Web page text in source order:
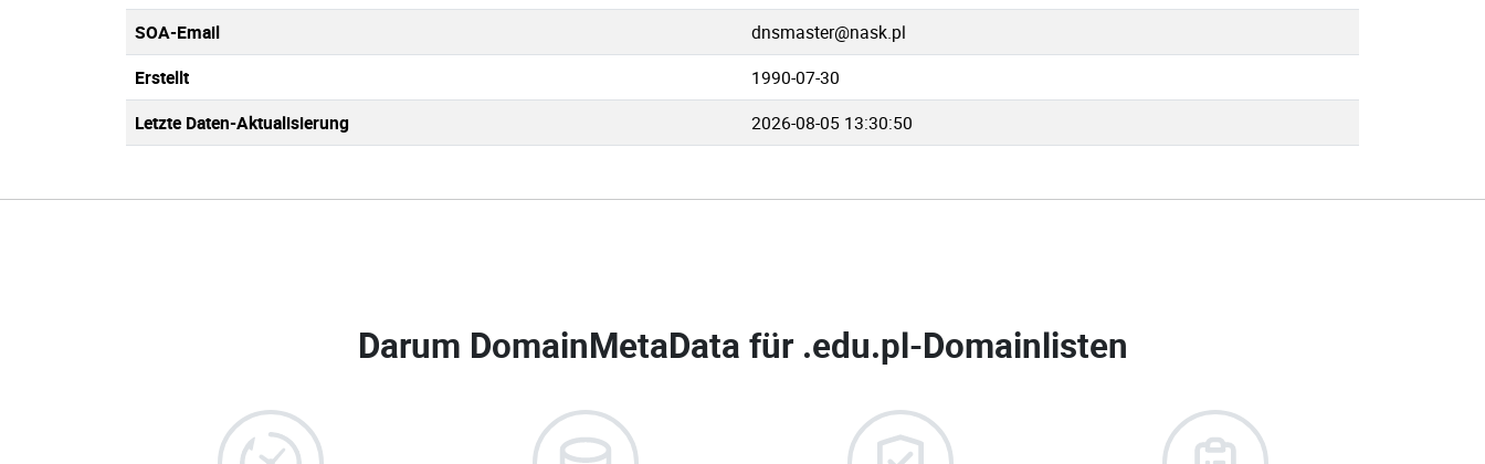
SOA-Email
dnsmaster@nask.pl
Erstellt
1990-07-30
Letzte Daten-Aktualisierung
2026-08-05 13:30:50
Darum DomainMetaData für .edu.pl-Domainlisten